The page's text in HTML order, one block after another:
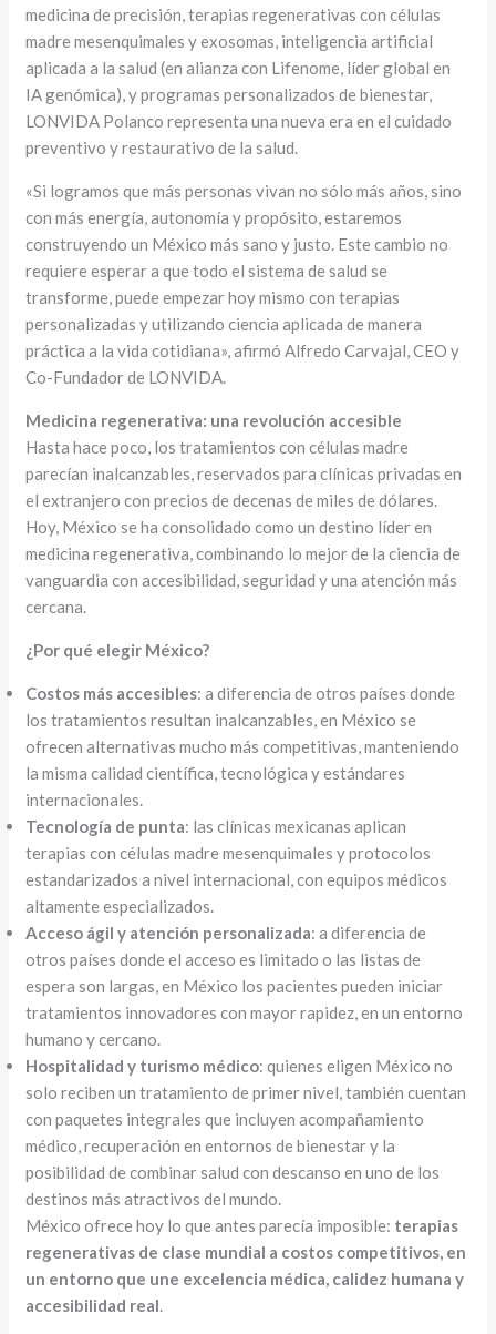
medicina de precisión, terapias regenerativas con células
madre mesenquimales y exosomas, inteligencia artificial
aplicada a la salud (en alianza con Lifenome, líder global en
IA genómica), y programas personalizados de bienestar,
LONVIDA Polanco representa una nueva era en el cuidado
preventivo y restaurativo de la salud.
«Si logramos que más personas vivan no sólo más años, sino
con más energía, autonomía y propósito, estaremos
construyendo un México más sano y justo. Este cambio no
requiere esperar a que todo el sistema de salud se
transforme, puede empezar hoy mismo con terapias
personalizadas y utilizando ciencia aplicada de manera
práctica a la vida cotidiana», afirmó Alfredo Carvajal, CEO y
Co-Fundador de LONVIDA.
Medicina regenerativa: una revolución accesible
Hasta hace poco, los tratamientos con células madre
parecían inalcanzables, reservados para clínicas privadas en
el extranjero con precios de decenas de miles de dólares.
Hoy, México se ha consolidado como un destino líder en
medicina regenerativa, combinando lo mejor de la ciencia de
vanguardia con accesibilidad, seguridad y una atención más
cercana.
¿Por qué elegir México?
Costos más accesibles: a diferencia de otros países donde
los tratamientos resultan inalcanzables, en México se
ofrecen alternativas mucho más competitivas, manteniendo
la misma calidad científica, tecnológica y estándares
internacionales.
Tecnología de punta: las clínicas mexicanas aplican
terapias con células madre mesenquimales y protocolos
estandarizados a nivel internacional, con equipos médicos
altamente especializados.
Acceso ágil y atención personalizada: a diferencia de
otros países donde el acceso es limitado o las listas de
espera son largas, en México los pacientes pueden iniciar
tratamientos innovadores con mayor rapidez, en un entorno
humano y cercano.
Hospitalidad y turismo médico: quienes eligen México no
solo reciben un tratamiento de primer nivel, también cuentan
con paquetes integrales que incluyen acompañamiento
médico, recuperación en entornos de bienestar y la
posibilidad de combinar salud con descanso en uno de los
destinos más atractivos del mundo.
México ofrece hoy lo que antes parecía imposible: terapias
regenerativas de clase mundial a costos competitivos, en
un entorno que une excelencia médica, calidez humana y
accesibilidad real.